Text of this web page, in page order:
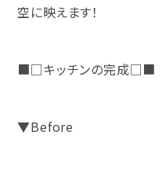
空に映えます！
■□キッチンの完成□■
▼Before